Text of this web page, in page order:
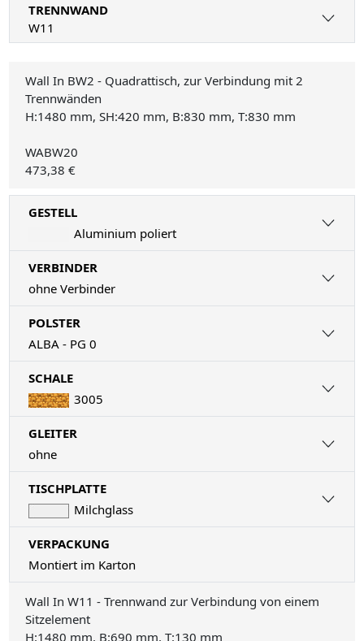
TRENNWAND
W11
Wall In BW2 - Quadrattisch, zur Verbindung mit 2
Trennwänden
H:1480 mm, SH:420 mm, B:830 mm, T:830 mm
WABW20
473,38 €
GESTELL
Aluminium poliert
VERBINDER
ohne Verbinder
POLSTER
ALBA - PG 0
SCHALE
3005
GLEITER
ohne
TISCHPLATTE
Milchglass
VERPACKUNG
Montiert im Karton
Wall In W11 - Trennwand zur Verbindung von einem
Sitzelement
H:1480 mm, B:690 mm, T:130 mm